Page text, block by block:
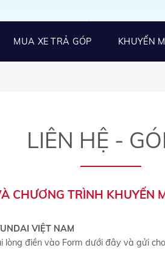
MUA XE TRẢ GÓP KHUYẾN
LIÊN HỆ -
CHƯƠNG TRÌNH KHUYẾN
VIỆT NAM
điền vào Form dưới đây và gửi